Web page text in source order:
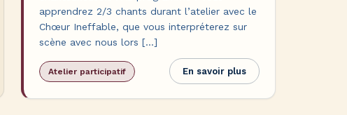
apprendrez 2/3 chants durant l’atelier avec le
Chœur Ineffable, que vous interpréterez sur
scène avec nous lors […]
Atelier participatif En savoir plus